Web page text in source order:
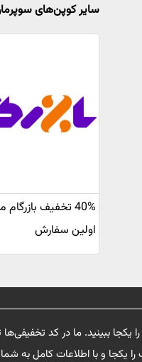
سایر کوپن‌های
40% تخفیف
اولین سفارش
ببینید. ما در کد
یکجا و با اطلاعات کامل به